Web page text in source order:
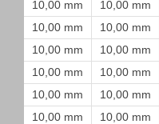
10,00 mm
10,00 mm
10,00 mm
10,00 mm
10,00 mm
10,00 mm
10,00 mm
10,00 mm
10,00 mm
10,00 mm
10,00 mm
10,00 mm